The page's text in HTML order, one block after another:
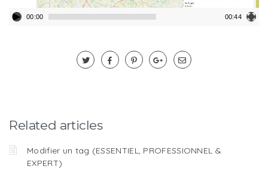
00:00 00:44
Related articles
Modifier un tag (ESSENTIEL, PROFESSIONNEL &
EXPERT)